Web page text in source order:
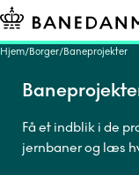
Hjem Borger Baneprojekter
Få et indblik i de
jernbaner og læs